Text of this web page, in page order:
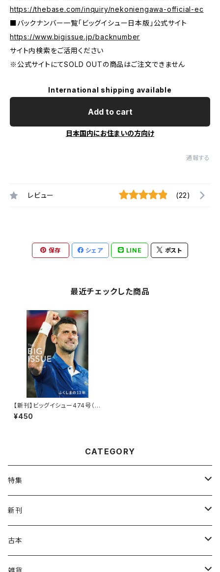
https://thebase.com/inquiry/nekoniengawa-official-ec
■バックナンバー一覧「ビッグイシュー日本版」公式サイト
https://www.bigissue.jp/backnumber
サイト内検索をご活用ください
※公式サイトにてSOLD OUTの商品はご注文できません
International shipping available
Add to cart
日本国内にお住まいの方向け
通報する
レビュー (22)
保存 シェア LINE ポスト
最近チェックした商品
【新刊】ビッグイシュー474号（2
024-03-01発売）「ふくしまの1
3年」スペシャルインタビュー： ノ
¥450
CATEGORY
特集
ねこの本
ガザ・パレスチナ
坂本千明
新刊
虹霓社・NIJI BOOKS
皓星社
古本
復刻本
雑貨